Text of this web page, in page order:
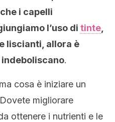
i capelli
l’uso di tinte
liscianti, allora è
.
cosa è iniziare un
migliorare
ottenere i nutrienti e le